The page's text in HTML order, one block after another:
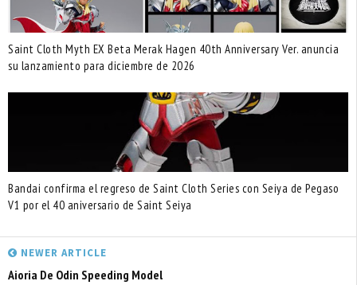
Saint Cloth Myth EX Beta Merak Hagen 40th Anniversary Ver. anuncia
su lanzamiento para diciembre de 2026
Bandai confirma el regreso de Saint Cloth Series con Seiya de Pegaso
V1 por el 40 aniversario de Saint Seiya
NEWER ARTICLE
Aioria De Odin Speeding Model